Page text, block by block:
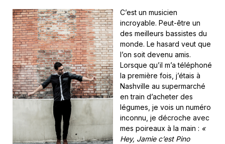
C’est un musicien
incroyable. Peut-être un
des meilleurs bassistes du
monde. Le hasard veut que
l’on soit devenu amis.
Lorsque qu’il m’a téléphoné
la première fois, j’étais à
Nashville au supermarché
en train d’acheter des
légumes, je vois un numéro
inconnu, je décroche avec
mes poireaux à la main : «
Hey, Jamie c’est Pino